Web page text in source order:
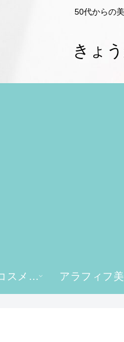
50代からの
きょ
#ヒロ買い コスメレビュー アラフィフ